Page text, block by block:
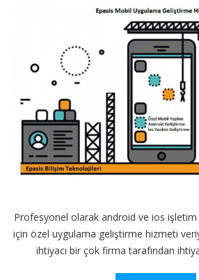
Profesyonel olarak android ve ios
için özel uygulama geliştirme hizmeti
ihtiyacı bir çok firma tarafından